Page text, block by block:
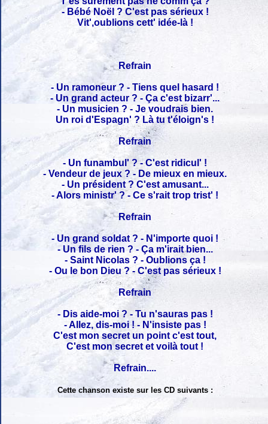
- Bébé Noël ? C'est pas sérieux !
Vit',oublions cett' idée-là !
Refrain
- Un ramoneur ? - Tiens quel hasard !
- Un grand acteur ? - Ça c'est bizarr'...
- Un musicien ? - Je voudrais bien.
Un roi d'Espagn' ? Là tu t'éloign's !
Refrain
- Un funambul' ? - C'est ridicul' !
- Vendeur de jeux ? - De mieux en mieux.
- Un président ? C'est amusant...
- Alors ministr' ? - Ce s'rait trop trist' !
Refrain
- Un grand soldat ? - N'importe quoi !
- Un fils de rien ? - Ça m'irait bien...
- Saint Nicolas ? - Oublions ça !
- Ou le bon Dieu ? - C'est pas sérieux !
Refrain
- Dis aide-moi ? - Tu n'sauras pas !
- Allez, dis-moi ! - N'insiste pas !
C'est mon secret un point c'est tout,
C'est mon secret et voilà tout !
Refrain....
Cette chanson existe sur les CD suivants :